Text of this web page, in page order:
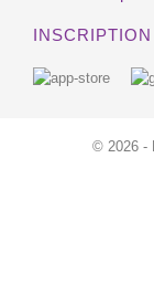
© 2026 -